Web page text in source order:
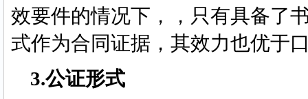
效要件的情况下，，只有具备了
式作为合同证据，其效力也优于
3.公证形式